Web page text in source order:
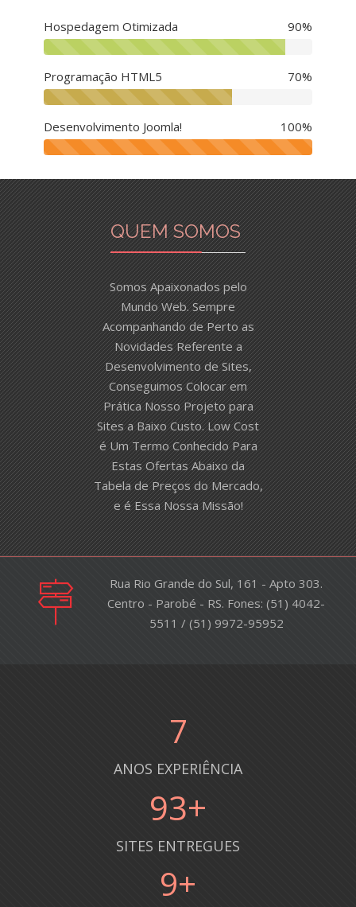
Hospedagem Otimizada 90%
Programação HTML5 70%
Desenvolvimento Joomla! 100%
QUEM SOMOS
Somos Apaixonados pelo
Mundo Web. Sempre
Acompanhando de Perto as
Novidades Referente a
Desenvolvimento de Sites,
Conseguimos Colocar em
Prática Nosso Projeto para
Sites a Baixo Custo. Low Cost
é Um Termo Conhecido Para
Estas Ofertas Abaixo da
Tabela de Preços do Mercado,
e é Essa Nossa Missão!
Rua Rio Grande do Sul, 161 - Apto 303.
Centro - Parobé - RS. Fones: (51) 4042-
5511 / (51) 9972-95952
8
ANOS EXPERIÊNCIA
100+
SITES ENTREGUES
10+